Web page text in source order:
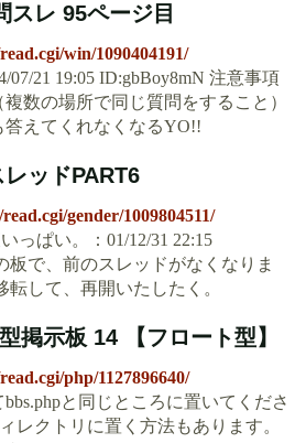
レ 95ページ目
win/1090404191/
07/21 19:05 ID:gbBoy8mN 注意事項
数の場所で同じ質問をすること）
えてくれなくなるYO!!
レッドPART6
gender/1009804511/
っぱい。：01/12/31 22:15
板で、前のスレッドがなくなりま
転して、再開いたしたく。
掲示板 14 【フロート型】
php/1127896640/
bbs.phpと同じところに置いてくださ
ィレクトリに置く方法もあります。